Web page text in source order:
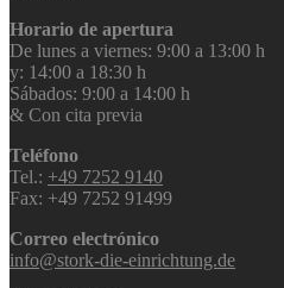
Horario de apertura
De lunes a viernes: 9:00 a 13:00 h
y: 14:00 a 18:30 h
Sábados: 9:00 a 14:00 h
& Con cita previa
Teléfono
Tel.: +49 7252 9140
Fax: +49 7252 91499
Correo electrónico
info@stork-die-einrichtung.de